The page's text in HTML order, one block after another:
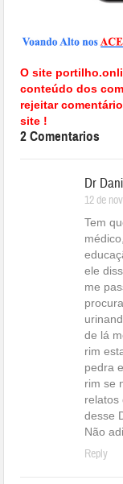
O site
conteúdo dos
rejeitar
site !
2 Comentarios
Dr
12 de
Tem
ele
me
de lá
rim
pedra
rim se
relatos
desse
Não
Reply